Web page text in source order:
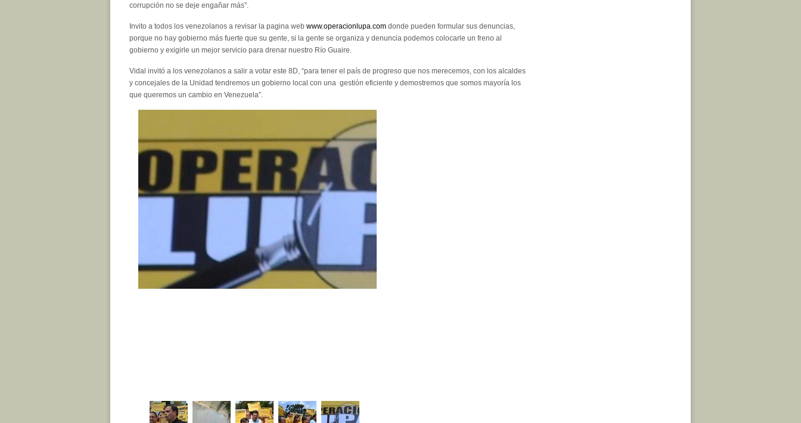
corrupción no se deje engañar más”.
Invito a todos los venezolanos a revisar la pagina web www.operacionlupa.com donde pueden formular sus denuncias,
porque no hay gobierno más fuerte que su gente, si la gente se organiza y denuncia podemos colocarle un freno al
gobierno y exigirle un mejor servicio para drenar nuestro Río Guaire.
Vidal invitó a los venezolanos a salir a votar este 8D, “para tener el país de progreso que nos merecemos, con los alcaldes
y concejales de la Unidad tendremos un gobierno local con una gestión eficiente y demostremos que somos mayoría los
que queremos un cambio en Venezuela”.